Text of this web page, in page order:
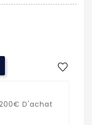
D'achat